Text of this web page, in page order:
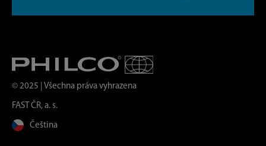
© 2025 | Všechna práva vyhrazena
FAST ČR, a. s.
Čeština